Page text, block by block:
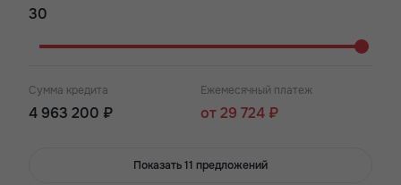
Сумма кредита
4 963 200 ₽
Ежемесячный платеж
от 29 724 ₽
Показать 11 предложений